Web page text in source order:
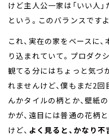
けど主人公一家は「いい人」
という。このバランスですよ
これ、実在の家をベースに
り込まれていて。プロダク
観てる分にはちょっと気づ
れませんけど、僕もまだ2
んかタイルの柄とか、壁紙
かが、遠目には普通の花柄
けど、 よく見ると、かなり